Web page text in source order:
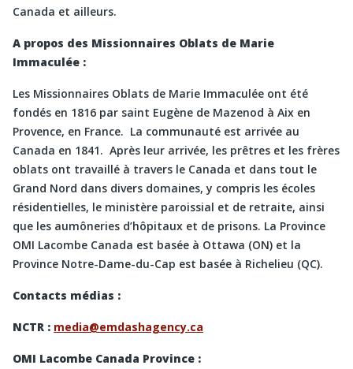
Canada et ailleurs.
A propos des Missionnaires Oblats de Marie
Immaculée :
Les Missionnaires Oblats de Marie Immaculée ont été
fondés en 1816 par saint Eugène de Mazenod à Aix en
Provence, en France. La communauté est arrivée au
Canada en 1841. Après leur arrivée, les prêtres et les frères
oblats ont travaillé à travers le Canada et dans tout le
Grand Nord dans divers domaines, y compris les écoles
résidentielles, le ministère paroissial et de retraite, ainsi
que les aumôneries d’hôpitaux et de prisons. La Province
OMI Lacombe Canada est basée à Ottawa (ON) et la
Province Notre-Dame-du-Cap est basée à Richelieu (QC).
Contacts médias :
NCTR : media@emdashagency.ca
OMI Lacombe Canada Province :